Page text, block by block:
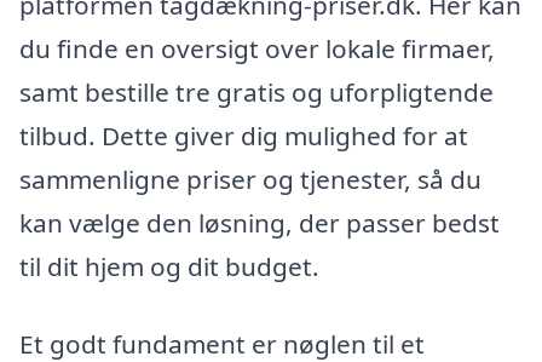
du finde en oversigt over lokale firmaer,
samt bestille tre gratis og uforpligtende
tilbud. Dette giver dig mulighed for at
sammenligne priser og tjenester, så du
kan vælge den løsning, der passer bedst
til dit hjem og dit budget.
Et godt fundament er nøglen til et